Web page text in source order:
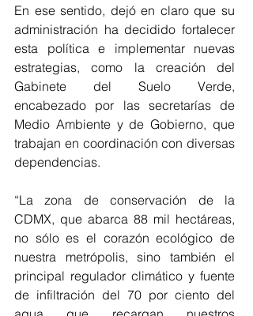
En ese sentido, dejó en claro que su
administración ha decidido fortalecer
esta política e implementar nuevas
estrategias, como la creación del
Gabinete del Suelo Verde,
encabezado por las secretarías de
Medio Ambiente y de Gobierno, que
trabajan en coordinación con diversas
dependencias.
“La zona de conservación de la
CDMX, que abarca 88 mil hectáreas,
no sólo es el corazón ecológico de
nuestra metrópolis, sino también el
principal regulador climático y fuente
de infiltración del 70 por ciento del